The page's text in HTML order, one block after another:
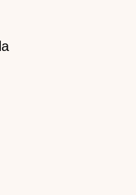
en découvrant
l’écran de votre